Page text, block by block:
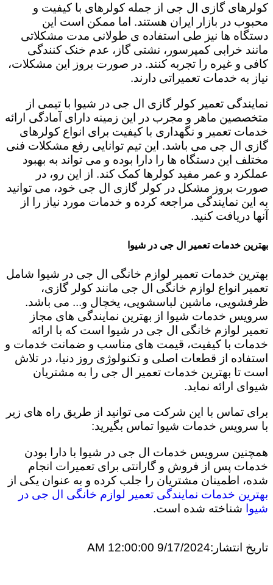
کولرهای گازی ال جی از جمله کولرهای با کیفیت و
محبوب در بازار ایران هستند. اما ممکن است این
دستگاه ها نیز طی استفاده ی طولانی مدت مشکلاتی
مانند خرابی کمپرسور، نشتی گاز، عدم خنک کنندگی
کافی و غیره را تجربه کنند. در صورت بروز این مشکلات،
نیاز به خدمات تعمیراتی دارند.
نمایندگی تعمیر کولر گازی ال جی در شیوا با تیمی از
متخصصین ماهر و مجرب در این زمینه دارای آمادگی ارائه
خدمات تعمیر و نگهداری با کیفیت برای انواع کولرهای
گازی ال جی می باشد. این تیم توانایی رفع مشکلات فنی
مختلف این دستگاه ها را دارا بوده و می تواند به بهبود
عملکرد و عمر مفید کولرها کمک کند. از این رو، در
صورت بروز مشکل در کولر گازی ال جی خود، می توانید
به این نمایندگی مراجعه کرده و خدمات مورد نیاز را از
آنها دریافت کنید.
بهترین خدمات تعمیر ال جی در شیوا
بهترین خدمات تعمیر لوازم خانگی ال جی در شیوا شامل
تعمیر انواع لوازم خانگی ال جی مانند کولر گازی،
ظرفشویی، ماشین لباسشویی، یخچال و... می باشد.
سرویس خدمات شیوا از بهترین نمایندگی های مجاز
تعمیر لوازم خانگی ال جی در شیوا است که با ارائه
خدمات با کیفیت، قیمت های مناسب و ضمانت خدمات و
استفاده از قطعات اصلی و تکنولوژی روز دنیا، در تلاش
است تا بهترین خدمات تعمیر ال جی را به مشتریان
شیوای ارائه نماید.
برای تماس با این شرکت می توانید از طریق راه های زیر
با سرویس خدمات شیوا تماس بگیرید:
همچنین سرویس خدمات ال جی در شیوا با دارا بودن
خدمات پس از فروش و گارانتی برای تعمیرات انجام
شده، اطمینان مشتریان را جلب کرده و به عنوان یکی از
بهترین خدمات نمایندگی تعمیر لوازم خانگی ال جی در
شیوا شناخته شده است.
تاریخ انتشار:9/17/2024 12:00:00 AM